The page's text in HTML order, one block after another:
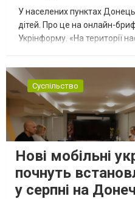
У населених пунктах
дітей. Про це на онлайн-
Укрінформу. «На території
Суспільство
Нові мобільні
почнуть
у серпні на